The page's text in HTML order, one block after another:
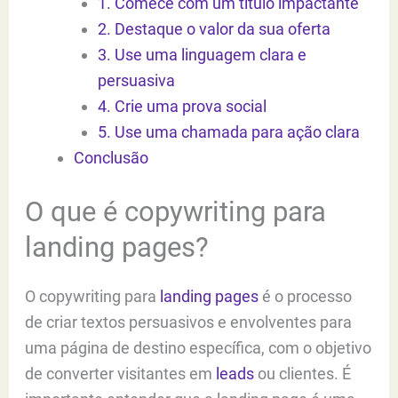
2. Destaque o valor da sua oferta
3. Use uma linguagem clara e
persuasiva
4. Crie uma prova social
5. Use uma chamada para ação clara
Conclusão
O que é copywriting para
landing pages?
O copywriting para landing pages é o processo
de criar textos persuasivos e envolventes para
uma página de destino específica, com o objetivo
de converter visitantes em leads ou clientes. É